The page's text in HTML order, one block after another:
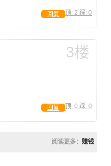
顶: 2 踩: 0
回复
3楼
顶: 0 踩: 0
回复
阅读更多： 赚钱